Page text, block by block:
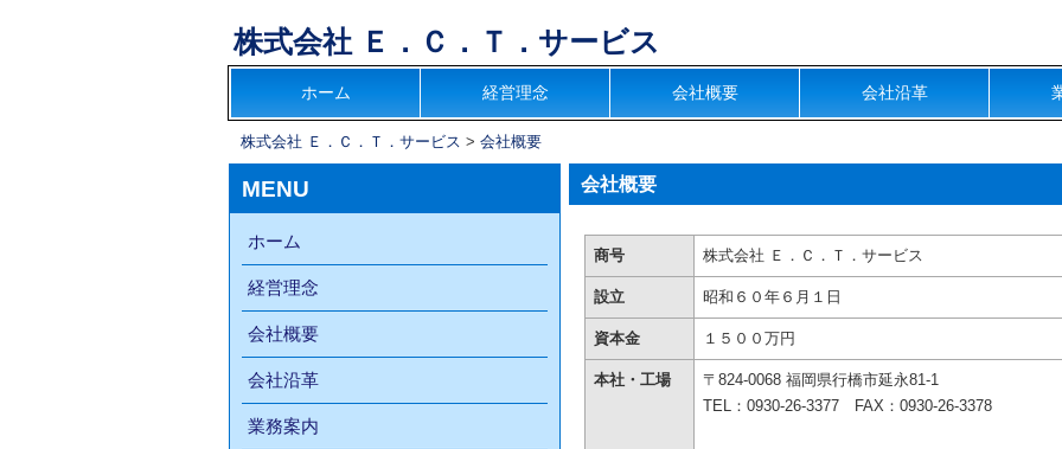
株式会社 Ｅ．Ｃ．Ｔ．サービス
メインメニュー
ン
テ
へ
移
動
ホーム 経営理念 会社概要 会社沿革
株式会社 Ｅ．Ｃ．Ｔ．サービス > 会社概要
会社概要
商号 株式会社 Ｅ．Ｃ．Ｔ．サービス
設立 昭和６０年６月１日
資本金 １５００万円
本社・工場
〒824-0068 福岡県行橋市延永81-1
TEL：0930-26-3377 FAX：0930-26-3378
MENU
ホーム
経営理念
会社概要
会社沿革
業務案内